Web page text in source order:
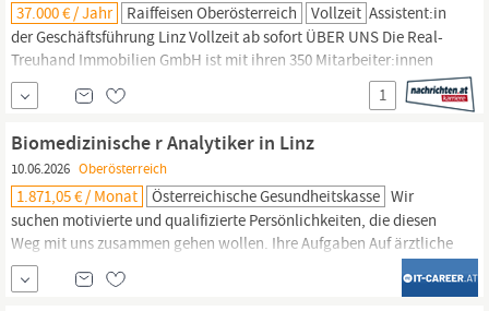
37.000 € / Jahr Raiffeisen Oberösterreich Vollzeit Assistent:in
der Geschäftsführung Linz Vollzeit ab sofort ÜBER UNS Die Real-
Treuhand Immobilien GmbH ist mit ihren 350 Mitarbeiter:innen
vor allem in
Oberösterreich,
Wien, Salzburg, München und Prag
tätig und zählt zu den größten und erfolgreichsten
Tochtergesellschaft der Raiffeisenlandesbank
1
Biomedizinische r Analytiker in Linz
10.06.2026 Oberösterreich
1.871,05 € / Monat Österreichische Gesundheitskasse Wir
suchen motivierte und qualifizierte Persönlichkeiten, die diesen
Weg mit uns zusammen gehen wollen. Ihre Aufgaben Auf ärztliche
Anordnung und unter ärztlicher Aufsicht Durchführung von
Assistenztätigkeiten,
insbesondere Mitwirkung an der Gewinnung